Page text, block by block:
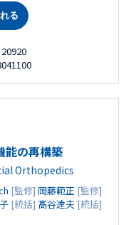
る
能の再構築
Orthopedics
[監修] 岡藤範正 [監修]
[統括] 髙谷達夫 [統括]